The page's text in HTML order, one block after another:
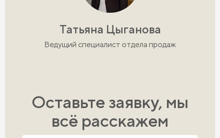
Татьяна Цыганова
Ведущий специалист отдела продаж
Оставьте заявку, мы
всё расскажем